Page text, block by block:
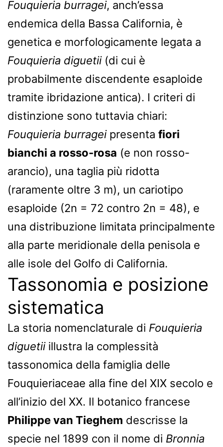
Fouquieria burragei, anch’essa
endemica della Bassa California, è
genetica e morfologicamente legata a
Fouquieria diguetii(di cui è
probabilmente discendente esaploide
tramite ibridazione antica). I criteri di
distinzione sono tuttavia chiari:
Fouquieria burrageipresenta fiori
bianchi a rosso-rosa (e non rosso-
arancio), una taglia più ridotta
(raramente oltre 3 m), un cariotipo
esaploide (2n = 72 contro 2n = 48), e
una distribuzione limitata principalmente
alla parte meridionale della penisola e
alle isole del Golfo di California.
Tassonomia e posizione
sistematica
La storia nomenclaturale di Fouquieria
diguetiiillustra la complessità
tassonomica della famiglia delle
Fouquieriaceae alla fine del XIX secolo e
all’inizio del XX. Il botanico francese
Philippe van Tieghem descrisse la
specie nel 1899 con il nome di Bronnia